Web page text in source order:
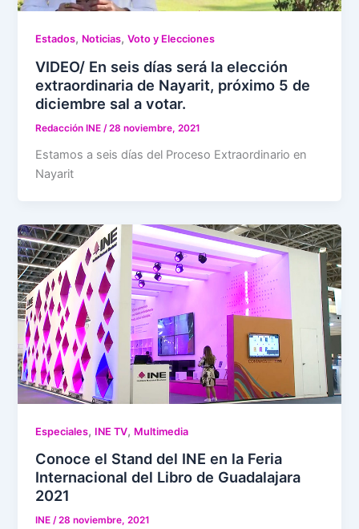
Estados, Noticias,Voto y Elecciones
VIDEO/ En seis días será la elección
extraordinaria de Nayarit, próximo 5 de
diciembre sal a votar.
Redacción INE/28 noviembre, 2021
Estamos a seis días del Proceso Extraordinario en
Nayarit
Especiales, INE TV, Multimedia
Conoce el Stand del INE en la Feria
Internacional del Libro de Guadalajara
2021
INE/28 noviembre, 2021